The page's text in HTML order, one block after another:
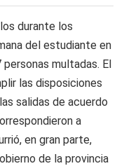
durante los
del estudiante en
multadas. El
las disposiciones
salidas de acuerdo
a
en gran parte,
de la provincia